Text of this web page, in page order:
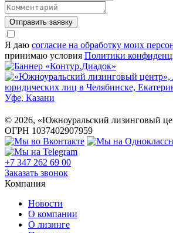
Отправить заявку
Я даю согласие на обработку моих
принимаю условия Политики
© 2026, «Южноуральский лизинговый
ОГРН 1037402907959
+7 347 262 69 00
Заказать звонок
Компания
Новости
О компании
О лизинге